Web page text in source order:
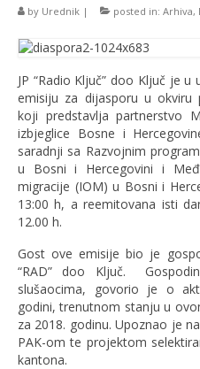
by Urednik | posted in: Arhiva,
JP “Radio Ključ” doo Ključ je
emisiju za dijasporu u okviru
koji predstavlja partnerstvo
izbjeglice Bosne i
saradnji sa Razvojnim
u Bosni i Hercegovini i
migracije (IOM) u Bosni i
13:00 h, a reemitovana isti
12.00 h.
Gost ove emisije bio je
“RAD” doo Ključ.
slušaocima, govorio je o
godini, trenutnom stanju u
za 2018. godinu. Upoznao je
PAK-om te projektom
kantona.